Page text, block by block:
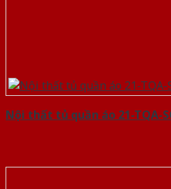
Nội thất tủ quần áo 21-TQA-